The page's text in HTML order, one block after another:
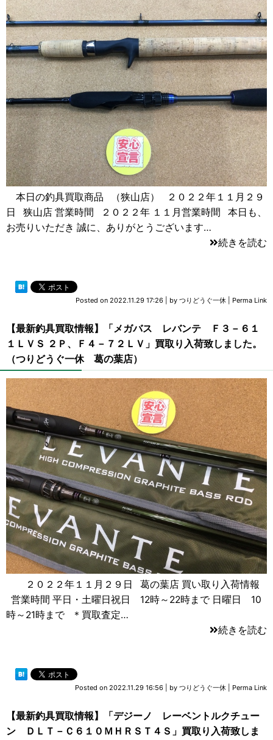
本日の釣具買取商品 （狭山店） ２０２２年１１月２９
日 狭山店 営業時間 ２０２２年 １１月営業時間 本日も、
お売りいただき 誠に、ありがとうございます…
続きを読む
Posted on 2022.11.29 17:26 by つりどうぐ一休 Perma Link
【最新釣具買取情報】「メガバス レバンテ Ｆ３－６１
１ＬＶＳ ２Ｐ、Ｆ４－７２ＬＶ」買取り入荷致しました。
（つりどうぐ一休 葛の葉店）
２０２２年１１月２９日 葛の葉店 買い取り入荷情報
営業時間 平日・土曜日祝日 12時～22時まで 日曜日 10
時～21時まで ＊買取査定…
続きを読む
Posted on 2022.11.29 16:56 by つりどうぐ一休 Perma Link
【最新釣具買取情報】「デジーノ レーベントルクチュー
ン ＤＬＴ－Ｃ６１０ＭＨＲＳＴ４Ｓ」買取り入荷致しま